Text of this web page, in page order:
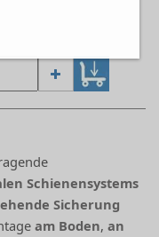
Schienensystems
Sicherung
am Boden,an